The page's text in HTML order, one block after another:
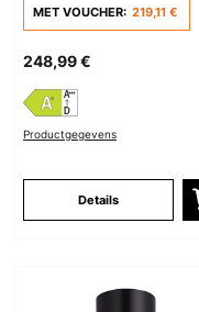
MET VOUCHER: 219,11 €
248,99 €
Productgegevens
Details